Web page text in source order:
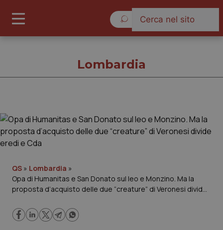
Cronache
Governo e Parlamento
Regioni e Asl
Lavoro e Professioni
Lombardia
QS » Lombardia »
Opa di Humanitas e San Donato sul Ieo e Monzino. Ma la
proposta d’acquisto delle due “creature” di Veronesi divide